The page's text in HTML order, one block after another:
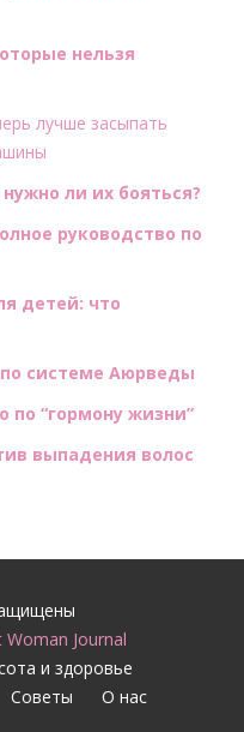
нельзя
лучше засыпать
ли их бояться?
руководство по
детей: что
системе Аюрведы
по “гормону жизни”
выпадения волос
Woman Journal
и здоровье
Советы О нас